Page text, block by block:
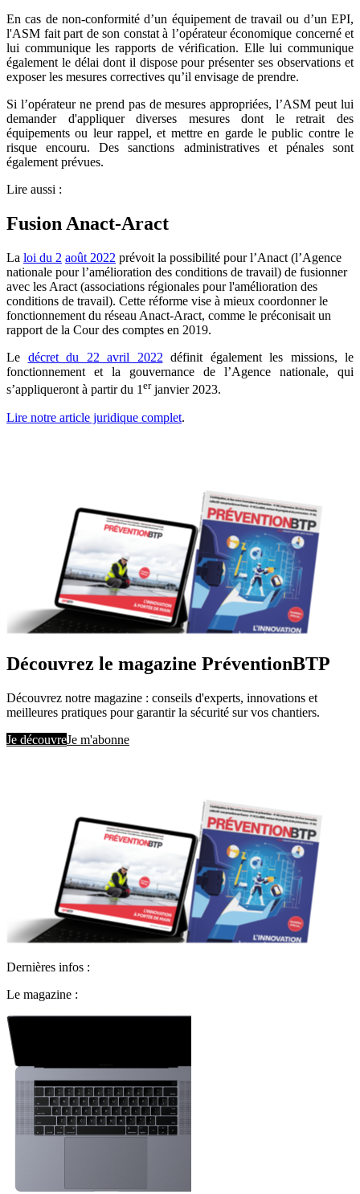
En cas de non-conformité d’un équipement de travail ou d’un EPI,
l'ASM fait part de son constat à l’opérateur économique concerné et
lui communique les rapports de vérification. Elle lui communique
également le délai dont il dispose pour présenter ses observations et
exposer les mesures correctives qu’il envisage de prendre.
Si l’opérateur ne prend pas de mesures appropriées, l’ASM peut lui
demander d'appliquer diverses mesures dont le retrait des
équipements ou leur rappel, et mettre en garde le public contre le
risque encouru. Des sanctions administratives et pénales sont
également prévues.
Lire aussi :
Fusion Anact-Aract
La loi du 2 août 2022 prévoit la possibilité pour l’Anact (l’Agence
nationale pour l’amélioration des conditions de travail) de fusionner
avec les Aract (associations régionales pour l'amélioration des
conditions de travail). Cette réforme vise à mieux coordonner le
fonctionnement du réseau Anact-Aract, comme le préconisait un
rapport de la Cour des comptes en 2019.
Le décret du 22 avril 2022 définit également les missions, le
fonctionnement et la gouvernance de l’Agence nationale, qui
s’appliqueront à partir du 1erjanvier 2023.
Lire notre article juridique complet.
Découvrez le magazine PréventionBTP
Découvrez notre magazine : conseils d'experts, innovations et
meilleures pratiques pour garantir la sécurité sur vos chantiers.
Je découvreJe m'abonne
Dernières infos :
Le magazine :